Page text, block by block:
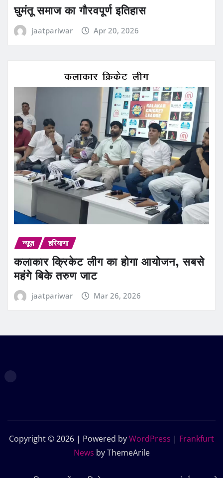
घुमंतू समाज का गौरवपूर्ण इतिहास
jaatpariwar Apr 20, 2026
न्यूज़ हरियाणा
कलाकार क्रिकेट लीग का होगा आयोजन, सबसे
महंगे बिके तरुण जाट
jaatpariwar Mar 26, 2026
Copyright © 2026 | Powered byWordPress | Frankfurt
News by ThemeArile